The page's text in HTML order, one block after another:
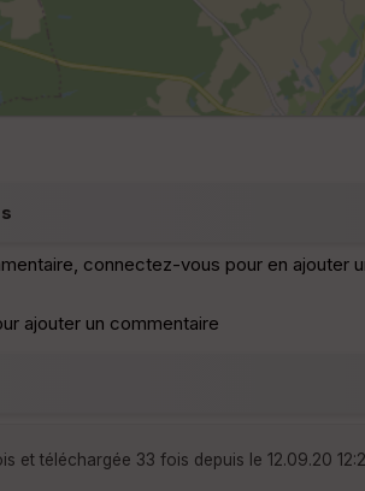
connectez-vous pour en ajouter
ajouter un commentaire
et téléchargée 33 fois depuis le 12.09.20